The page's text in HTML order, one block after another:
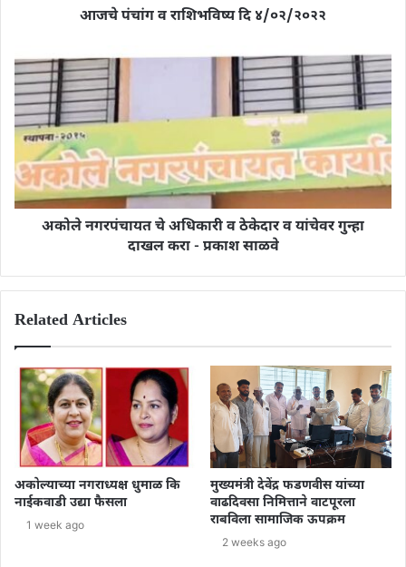
आजचे पंचांग व राशिभविष्य दि ४/०२/२०२२
अकोले नगरपंचायत चे अधिकारी व ठेकेदार व यांचेवर गुन्हा
दाखल करा - प्रकाश साळवे
Related Articles
अकोल्याच्या नगराध्यक्ष धुमाळ कि
नाईकवाडी उद्या फैसला
1 week ago
मुख्यमंत्री देवेंद्र फडणवीस यांच्या
वाढदिवसा निमित्ताने वाटपूरला
राबविला सामाजिक ऊपक्रम
2 weeks ago